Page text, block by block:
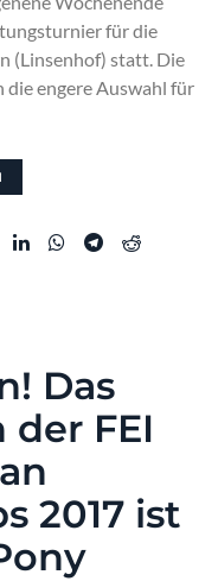
für die
(Linsenhof) statt. Die
die engere Auswahl für
Das
FEI
2017 ist